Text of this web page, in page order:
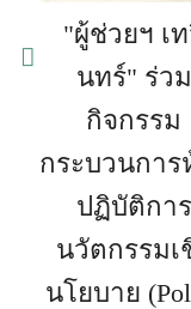
"ผู้ช่วยฯ เ
นทร์" ร่วม
กิจกรรม
กระบวนการ
ปฏิบัติการ
นวัตกรรมเ
นโยบาย